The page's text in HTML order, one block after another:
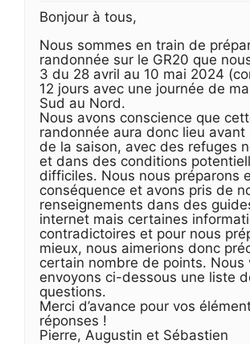
Bonjour à tous,
Nous sommes en train de
randonnée sur le GR20 que
3 du 28 avril au 10 mai 2024
12 jours avec une journée de
Sud au Nord.
Nous avons conscience que
randonnée aura donc lieu avant
de la saison, avec des refuges
et dans des conditions
difficiles. Nous nous préparons
conséquence et avons pris de
renseignements dans des
internet mais certaines
contradictoires et pour nous
mieux, nous aimerions donc
certain nombre de points. Nous
envoyons ci-dessous une liste
questions.
Merci d’avance pour vos
réponses !
Pierre, Augustin et Sébastien